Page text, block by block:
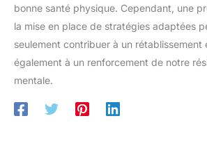
bonne santé physique. Cependant, une
la mise en place de stratégies adaptées
seulement contribuer à un rétablissement
également à un renforcement de notre
mentale.